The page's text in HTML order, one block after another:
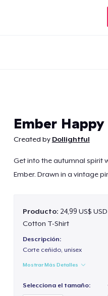
Ember
Created by Dollightful
Get into the autumnal spirit
Ember. Drawn in a vintage
Producto: 24,99 US$
Cotton T-Shirt
Descripción:
Corte ceñido, unisex
Mostrar Más Detalles
Selecciona el tamaño: